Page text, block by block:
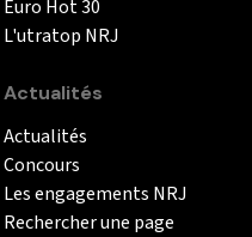
Euro Hot 30
L'utratop NRJ
Actualités
Actualités
Concours
Les engagements NRJ
Rechercher une page